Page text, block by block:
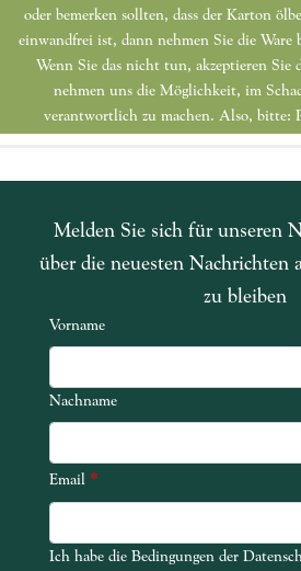
oder bemerken sollten, dass der Karton
einwandfrei ist, dann nehmen Sie die Ware
Wenn Sie das nicht tun, akzeptieren Sie
nehmen uns die Möglichkeit, im
verantwortlich zu machen. Also, bitte:
Melden Sie sich für unseren
über die neuesten Nachrichten
zu bleiben
Vorname
Nachname
Email *
Ich habe die Bedingungen der
Ich habe die Bedingungen der